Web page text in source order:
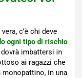
c’è chi deve
ogni tipo di rischio
imbattersi in
ai ragazzi che
in una